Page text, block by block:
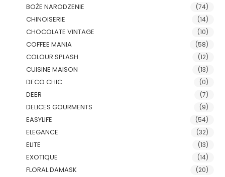
BOŻE NARODZENIE (74)
CHINOISERIE (14)
CHOCOLATE VINTAGE (10)
COFFEE MANIA (58)
COLOUR SPLASH (12)
CUISINE MAISON (13)
DECO CHIC (0)
DEER (7)
DELICES GOURMENTS (9)
EASYLIFE (54)
ELEGANCE (32)
ELITE (13)
EXOTIQUE (14)
FLORAL DAMASK (20)